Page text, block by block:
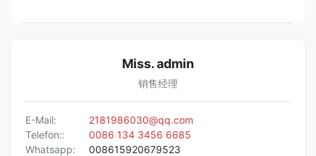
Miss. admin
销售经理
E-Mail:
2181986030@qq.com
Telefon::
0086 134 3456 6685
Whatsapp:
008615920679523